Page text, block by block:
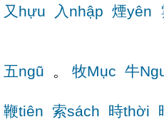
又hựu
入nhập 煙yên
五ngũ 。 牧Mục 牛
鞭tiên 索sách 時thời